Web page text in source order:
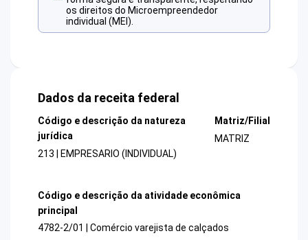
os direitos do Microempreendedor
individual (MEI).
Dados da receita federal
Código e descrição da natureza
jurídica
213 | EMPRESARIO (INDIVIDUAL)
Matriz/Filial
MATRIZ
Código e descrição da atividade econômica
principal
4782-2/01 | Comércio varejista de calçados